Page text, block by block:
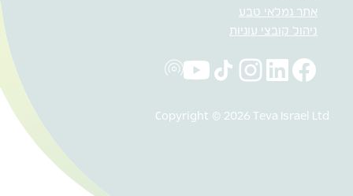
אתר גמלאי טבע
ניהול קובצי עוגיות
Copyright © 2026 Teva Israel Ltd